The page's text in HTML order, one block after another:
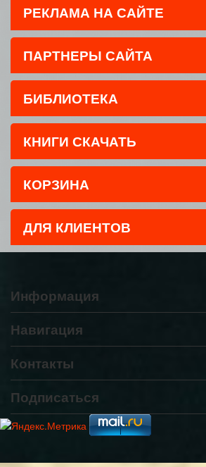
РЕКЛАМА НА САЙТЕ
ПАРТНЕРЫ САЙТА
БИБЛИОТЕКА
КНИГИ СКАЧАТЬ
КОРЗИНА
ДЛЯ КЛИЕНТОВ
Информация
Навигация
Контакты
Подписаться